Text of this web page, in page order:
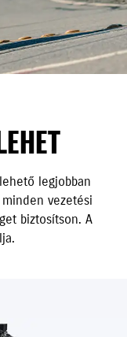
legjobban
vezetési
biztosítson. A